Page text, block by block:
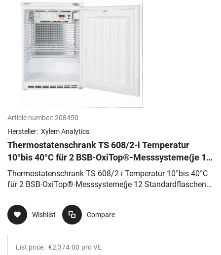
Article number:208450
Hersteller: Xylem Analytics
Thermostatenschrank TS 608/2-i Temperatur
10°bis 40°C für 2 BSB-OxiTop®-Messsysteme(je 12
Standardflaschen), 230 VAC
Thermostatenschrank TS 608/2-i Temperatur 10°bis 40°C
für 2 BSB-OxiTop®-Messsysteme(je 12 Standardflaschen),
Wishlist Compare
List price: €2,374.00 pro VE